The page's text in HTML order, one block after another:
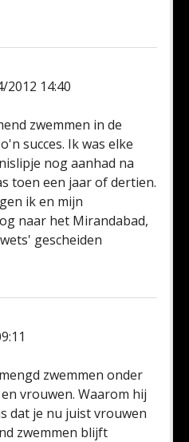
2012 14:40
zwemmen in de
succes. Ik was elke
nog aanhad na
toen een jaar of dertien.
ik en mijn
naar het Mirandabad,
gescheiden
zwemmen onder
vrouwen. Waarom hij
dat je nu juist vrouwen
zwemmen blijft